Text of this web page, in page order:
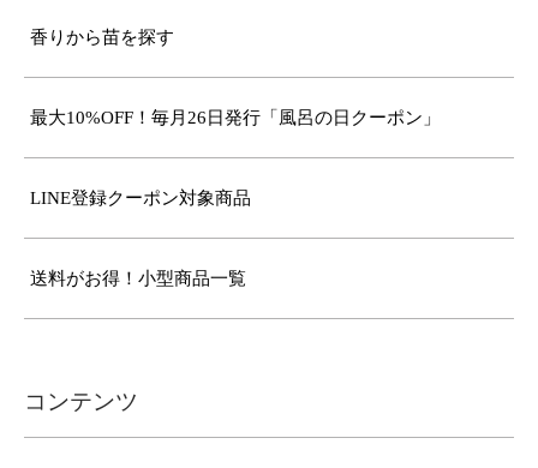
香りから苗を探す
最大10%OFF！毎月26日発行「風呂の日クーポン」
LINE登録クーポン対象商品
送料がお得！小型商品一覧
コンテンツ